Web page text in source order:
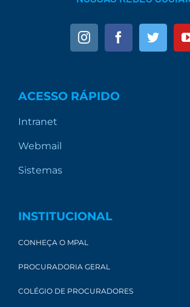
ACESSO RÁPIDO
Intranet
Webmail
Sistemas
INSTITUCIONAL
CONHEÇA O MPAL
PROCURADORIA GERAL
COLÉGIO DE PROCURADORES